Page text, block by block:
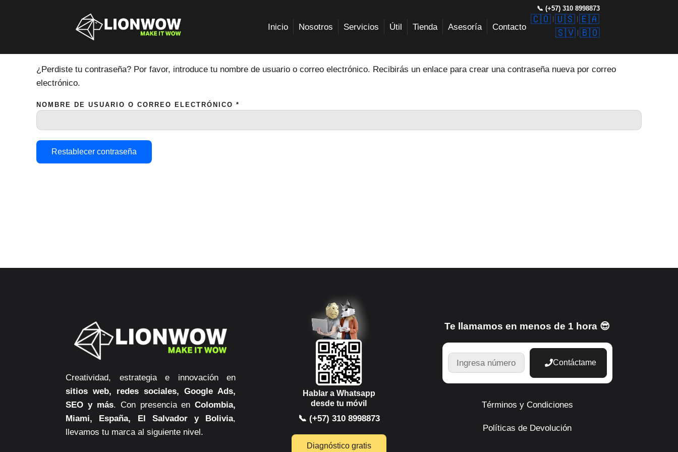
Inicio Nosotros Servicios Útil Tienda Asesoría Contacto
🇨🇴 🇺🇸 🇪🇦
🇸🇻 🇧🇴
📞 (+57) 310 8998873
Contraseña perdida
¿Perdiste tu contraseña? Por favor, introduce tu nombre de usuario o correo electrónico. Recibirás un enlace para crear una contraseña nueva por correo
electrónico.
NOMBRE DE USUARIO O CORREO ELECTRÓNICO *
Restablecer contraseña
Creatividad, estrategia e innovación en
sitios web, redes sociales, Google Ads,
SEO y más. Con presencia enColombia,
Miami, España, El Salvador y Bolivia,
llevamos tu marca al siguiente nivel.
Hablar a Whatsapp
desde tu móvil
📞 (+57) 310 8998873
Diagnóstico gratis
Te llamamos en menos de 1 hora 😎
TELEFONO
Contáctame
Términos y Condiciones
Políticas de Devolución